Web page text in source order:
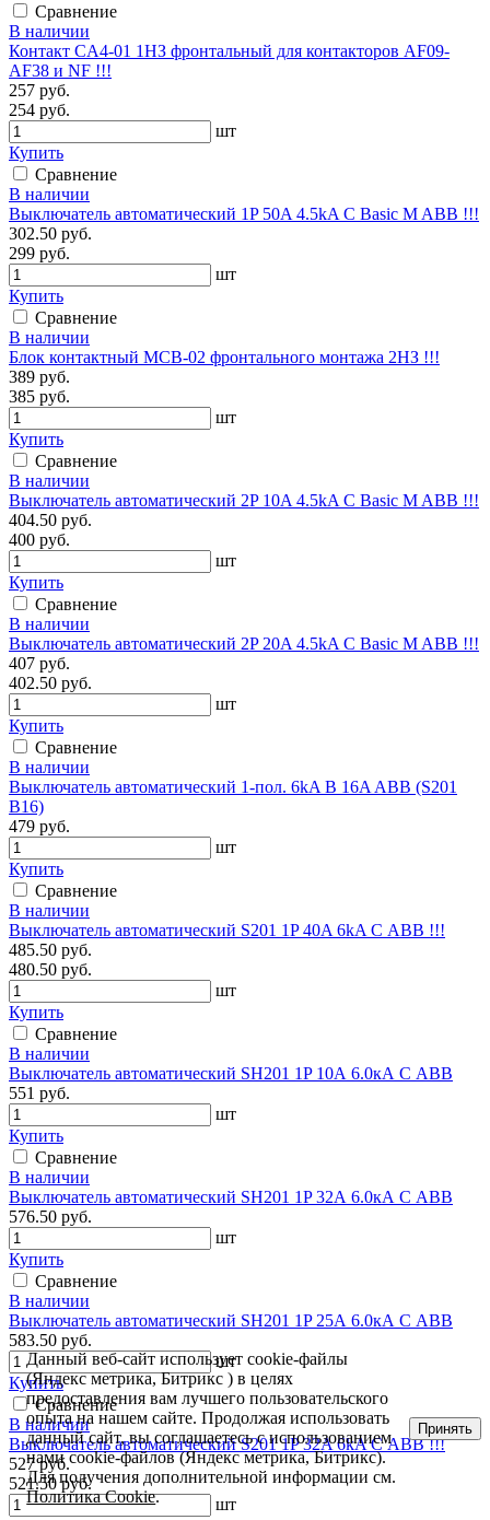
Сравнение
В наличии
Контакт CA4-01 1НЗ фронтальный для контакторов AF09-
AF38 и NF !!!
257 руб.
254 руб.
шт
Купить
Сравнение
В наличии
Выключатель автоматический 1P 50A 4.5kA C Basic M ABB !!!
302.50 руб.
299 руб.
шт
Купить
Сравнение
В наличии
Блок контактный MCB-02 фронтального монтажа 2НЗ !!!
389 руб.
385 руб.
шт
Купить
Сравнение
В наличии
Выключатель автоматический 2P 10A 4.5kA C Basic M ABB !!!
404.50 руб.
400 руб.
шт
Купить
Сравнение
В наличии
Выключатель автоматический 2P 20A 4.5kA C Basic M ABB !!!
407 руб.
402.50 руб.
шт
Купить
Сравнение
В наличии
Выключатель автоматический 1-пол. 6kA B 16A ABB (S201
B16)
479 руб.
шт
Купить
Сравнение
В наличии
Выключатель автоматический S201 1P 40A 6kA С ABB !!!
485.50 руб.
480.50 руб.
шт
Купить
Сравнение
В наличии
Выключатель автоматический SH201 1P 10А 6.0кА С АВВ
551 руб.
шт
Купить
Сравнение
В наличии
Выключатель автоматический SH201 1P 32А 6.0кА С АВВ
576.50 руб.
шт
Купить
Сравнение
В наличии
Выключатель автоматический SH201 1P 25А 6.0кА С АВВ
583.50 руб.
шт
Купить
Сравнение
В наличии
Выключатель автоматический S201 1P 32A 6kA С ABB !!!
527 руб.
521.50 руб.
шт
Данный веб-сайт использует cookie-файлы
(Яндекс метрика, Битрикс ) в целях
предоставления вам лучшего пользовательского
опыта на нашем сайте. Продолжая использовать
данный сайт, вы соглашаетесь с использованием
нами cookie-файлов (Яндекс метрика, Битрикс).
Для получения дополнительной информации см.
Политика Cookie.
Принять